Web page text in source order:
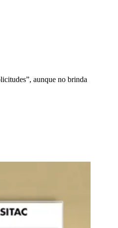
aunque no brinda